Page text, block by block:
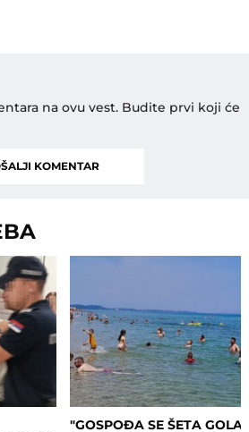
na ovu vest. Budite prvi koji će
KOMENTAR
"GOSPOĐA SE ŠETA GOLA